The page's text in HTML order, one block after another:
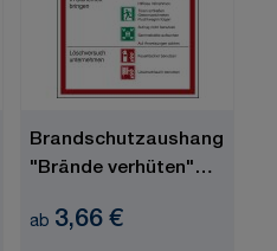
Brandschutzaushang
"Brände verhüten"
ab 3,66 €